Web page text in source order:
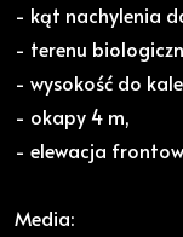
- kąt nachylenia
- terenu
- wysokość do
- okapy 4 m,
- elewacja
Media: